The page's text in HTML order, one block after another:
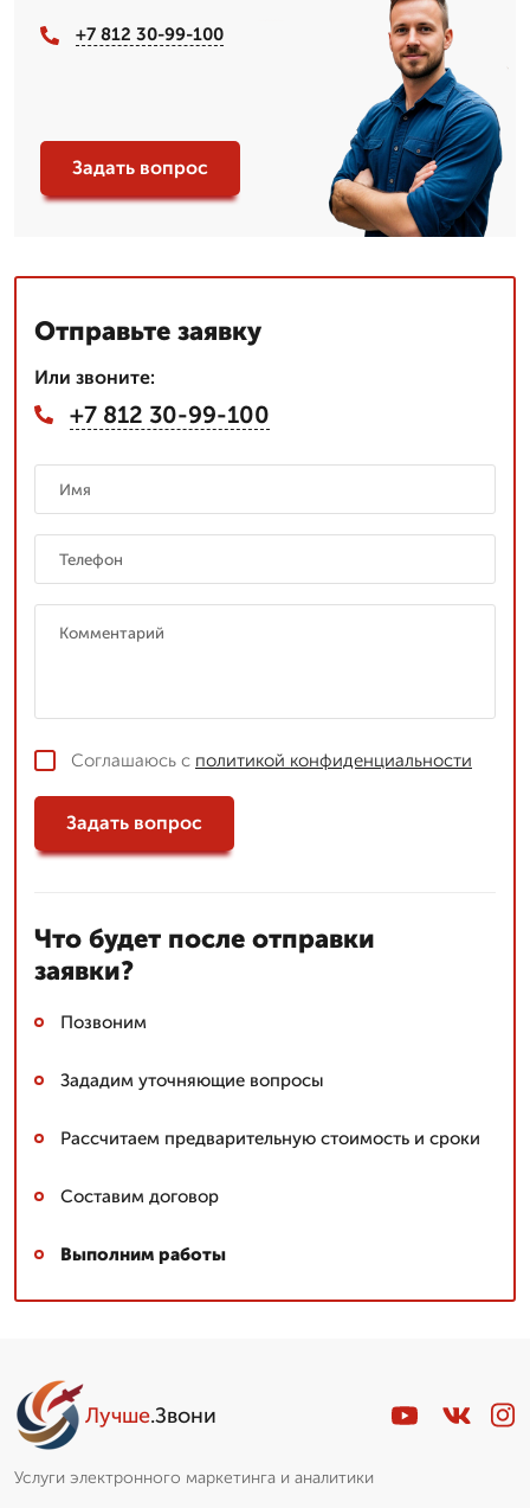
+7 812 30-99-100
Задать вопрос
Отправьте заявку
Или звоните:
+7 812 30-99-100
Соглашаюсь с политикой конфиденциальности
Задать вопрос
Что будет после отправки
заявки?
Позвоним
Зададим уточняющие вопросы
Рассчитаем предварительную стоимость и сроки
Составим договор
Выполним работы
Лучше.Звони
Услуги электронного маркетинга и аналитики